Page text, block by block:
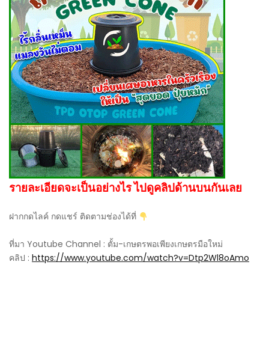
รายละเอียดจะเป็นอย่างไร ไปดูคลิปด้านบนกันเลย
ฝากกดไลค์ กดแชร์ ติดตามช่องได้ที่
ที่มา Youtube Channel : ตั้ม-เกษตรพอเพียงเกษตรมือใหม่
คลิป : https://www.youtube.com/watch?v=Dtp2Wl8oAmo